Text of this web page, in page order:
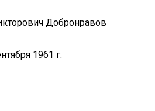
Добронравов
1961 г.